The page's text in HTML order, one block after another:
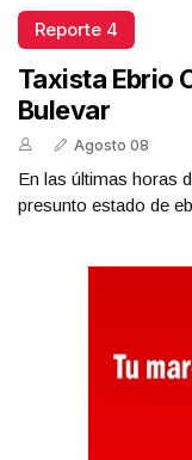
Reporte 4
Taxista Ebrio
Bulevar
Agosto 08
En las últimas horas
presunto estado de